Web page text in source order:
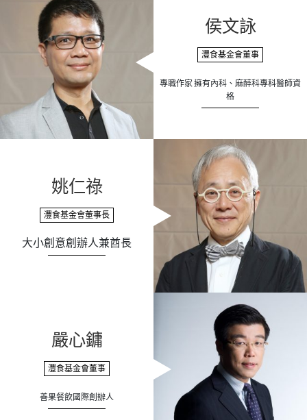
侯文詠
灃食基金會董事
專職作家 擁有內科、麻醉科專科醫師資
格
姚仁祿
灃食基金會董事長
大小創意創辦人兼酋長
嚴心鏞
灃食基金會董事
善果餐飲國際創辦人